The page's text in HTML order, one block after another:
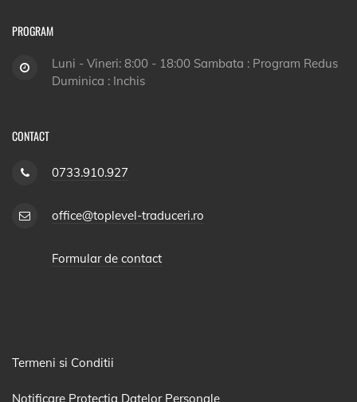
PROGRAM
Luni - Vineri: 8:00 - 18:00 Sambata : Program Redus
Duminica : Inchis
CONTACT
0733.910.927
office@toplevel-traduceri.ro
Formular de contact
Termeni si Conditii
Notificare Protectia Datelor Personale